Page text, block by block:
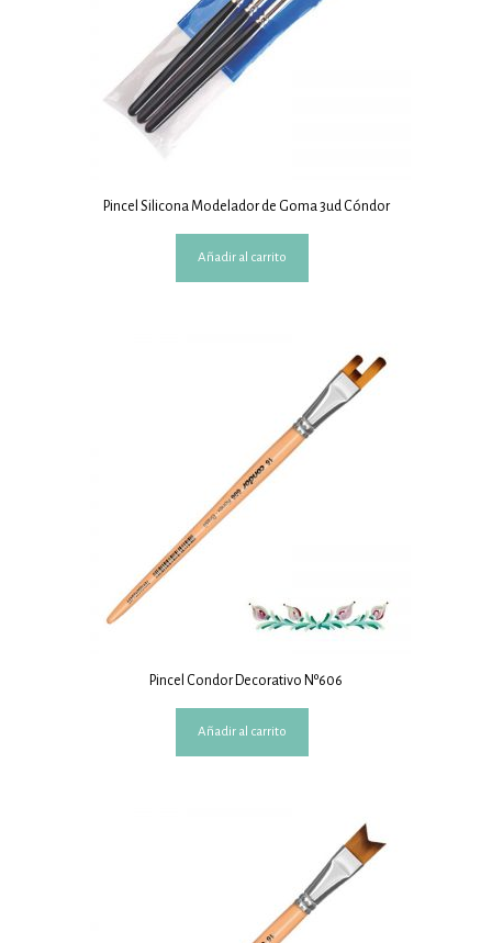
Pincel Silicona Modelador de Goma 3ud Cóndor
Añadir al carrito
Pincel Condor Decorativo Nº606
Añadir al carrito